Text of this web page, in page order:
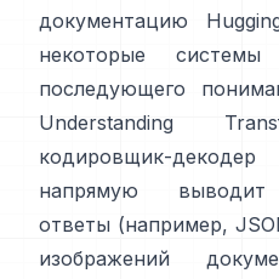
документацию
некоторые
последующего
Understanding
кодировщик-
напрямую выводит
ответы (например,
изображений